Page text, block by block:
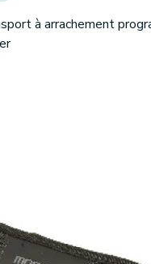
à arrachement